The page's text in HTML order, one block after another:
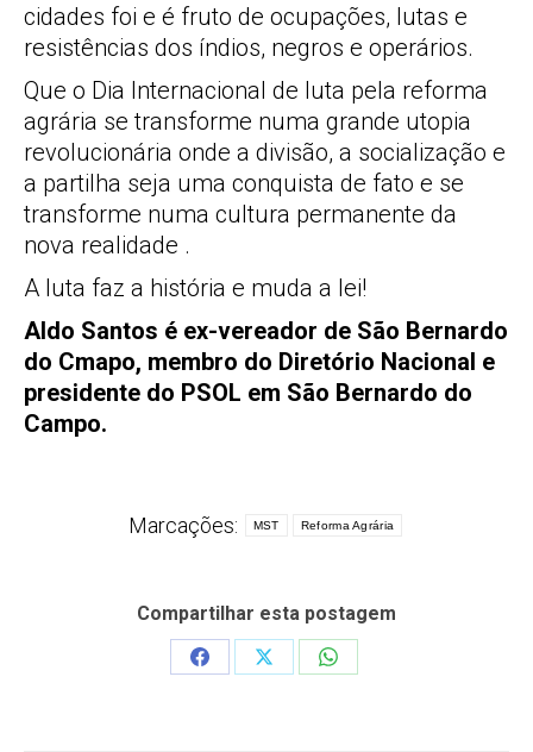
cidades foi e é fruto de ocupações, lutas e
resistências dos índios, negros e operários.
Que o Dia Internacional de luta pela reforma
agrária se transforme numa grande utopia
revolucionária onde a divisão, a socialização e
a partilha seja uma conquista de fato e se
transforme numa cultura permanente da
nova realidade .
A luta faz a história e muda a lei!
Aldo Santos é ex-vereador de São Bernardo
do Cmapo, membro do Diretório Nacional e
presidente do PSOL em São Bernardo do
Campo.
Marcações: MST Reforma Agrária
Compartilhar esta postagem
Share
Share
Share